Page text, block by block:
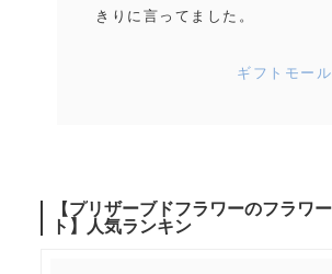
きりに言ってました。
ギフトモール